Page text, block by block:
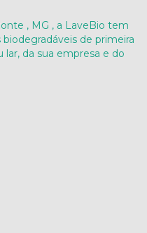
, MG , a LaveBio tem
de primeira
lar, da sua empresa e do